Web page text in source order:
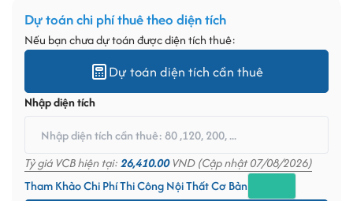
Dự toán chi phí thuê theo diện tích
Nếu bạn chưa dự toán được diện tích thuê:
Dự toán diện tích cần thuê
Nhập diện tích
Tỷ giá VCB hiện tại:26,410.00VND (Cập nhật 07/08/2026)
Tham Khảo Chi Phí Thi Công Nội Thất Cơ Bản